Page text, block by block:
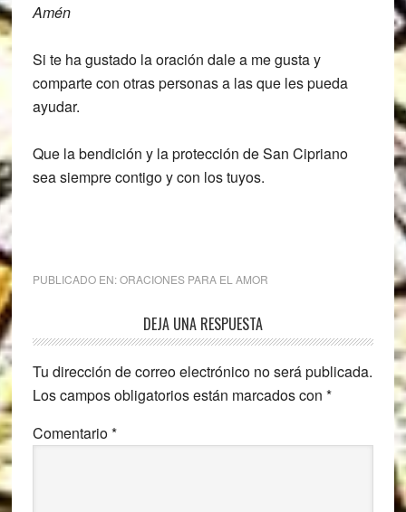
Amén
Si te ha gustado la oración dale a me gusta y
comparte con otras personas a las que les pueda
ayudar.
Que la bendición y la protección de San Cipriano
sea siempre contigo y con los tuyos.
PUBLICADO EN:ORACIONES PARA EL AMOR
Interacciones
con
los
lectores
DEJA UNA RESPUESTA
Tu dirección de correo electrónico no será publicada.
Los campos obligatorios están marcados con *
Comentario*